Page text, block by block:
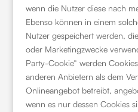
wenn die Nutzer diese nach
Ebenso können in einem
Nutzer gespeichert werden,
oder Marketingzwecke
Party-Cookie“ werden
anderen Anbietern als dem
Onlineangebot betreibt,
wenn es nur dessen Cookies